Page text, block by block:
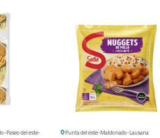
Paseo del este
Punta del este Maldonado Lausana